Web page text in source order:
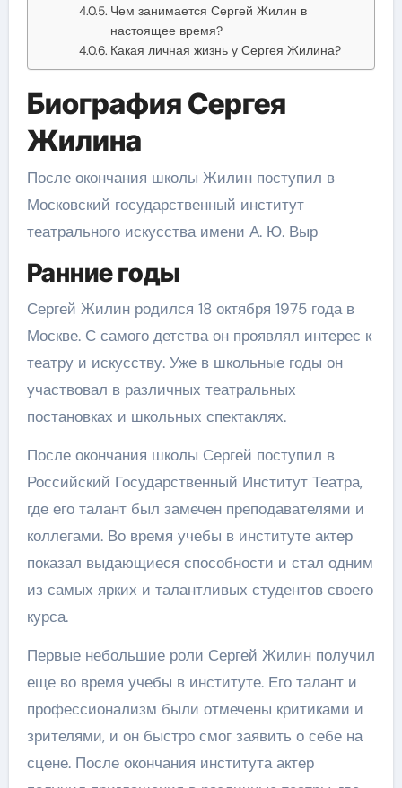
Чем занимается Сергей Жилин в
настоящее время?
Какая личная жизнь у Сергея Жилина?
Биография Сергея
Жилина
После окончания школы Жилин поступил в
Московский государственный институт
театрального искусства имени А. Ю. Выр
Ранние годы
Сергей Жилин родился 18 октября 1975 года в
Москве. С самого детства он проявлял интерес к
театру и искусству. Уже в школьные годы он
участвовал в различных театральных
постановках и школьных спектаклях.
После окончания школы Сергей поступил в
Российский Государственный Институт Театра,
где его талант был замечен преподавателями и
коллегами. Во время учебы в институте актер
показал выдающиеся способности и стал одним
из самых ярких и талантливых студентов своего
курса.
Первые небольшие роли Сергей Жилин получил
еще во время учебы в институте. Его талант и
профессионализм были отмечены критиками и
зрителями, и он быстро смог заявить о себе на
сцене. После окончания института актер